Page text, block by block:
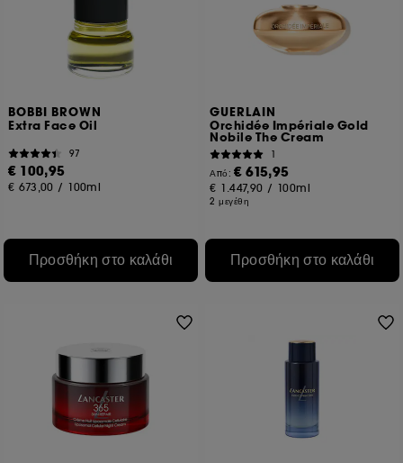
BOBBI BROWN
Extra Face Oil
97
€ 100,95
€ 673,00 / 100ml
Προσθήκη στο καλάθι
GUERLAIN
Orchidée Impériale Gold
Nobile The Cream
1
Από:€ 615,95
€ 1.447,90 / 100ml
2 μεγέθη
Προσθήκη στο καλάθι